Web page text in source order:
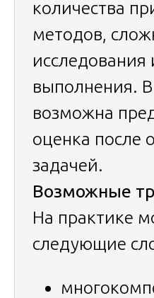
количества
методов,
исследования
выполнения.
возможна
оценка после
задачей.
Возможные
На практике
следующие